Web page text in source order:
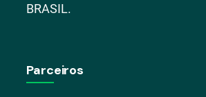
BRASIL.
Parceiros